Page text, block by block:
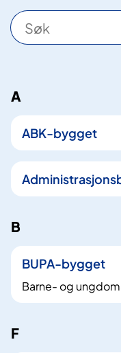
S
ø
1
7
e
f
A
ABK-bygget
B
BUPA-bygget
Barne- og
F